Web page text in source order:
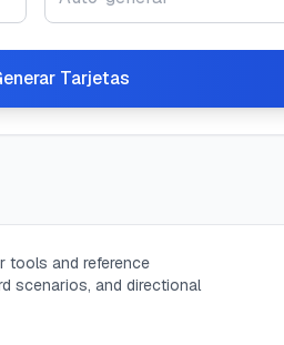
Tarjetas
tools and reference
scenarios, and directional